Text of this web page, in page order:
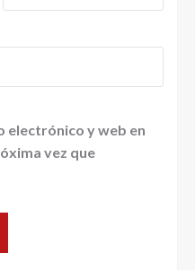
electrónico y web en
vez que